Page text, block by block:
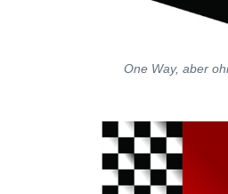
One Way, aber